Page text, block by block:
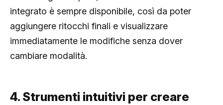
integrato è sempre disponibile, così da poter
aggiungere ritocchi finali e visualizzare
immediatamente le modifiche senza dover
cambiare modalità.
4. Strumenti intuitivi per creare